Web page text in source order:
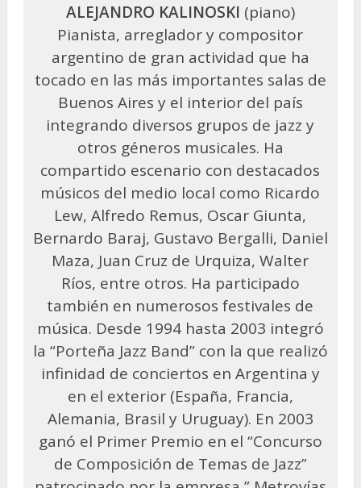
ALEJANDRO KALINOSKI (piano)
Pianista, arreglador y compositor
argentino de gran actividad que ha
tocado en las más importantes salas de
Buenos Aires y el interior del país
integrando diversos grupos de jazz y
otros géneros musicales. Ha
compartido escenario con destacados
músicos del medio local como Ricardo
Lew, Alfredo Remus, Oscar Giunta,
Bernardo Baraj, Gustavo Bergalli, Daniel
Maza, Juan Cruz de Urquiza, Walter
Ríos, entre otros. Ha participado
también en numerosos festivales de
música. Desde 1994 hasta 2003 integró
la “Porteña Jazz Band” con la que realizó
infinidad de conciertos en Argentina y
en el exterior (España, Francia,
Alemania, Brasil y Uruguay). En 2003
ganó el Primer Premio en el “Concurso
de Composición de Temas de Jazz”